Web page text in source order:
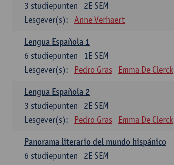
2E SEM
3 studiepunten
Lesgever(s):
Anne Verhaert
Lengua Española 1
1E SEM
6 studiepunten
Lesgever(s):
Pedro Gras Emma De Clerck
Lengua Española 2
2E SEM
3 studiepunten
Lesgever(s):
Pedro Gras Emma De Clerck
Panorama literario del mundo hispánico
2E SEM
6 studiepunten